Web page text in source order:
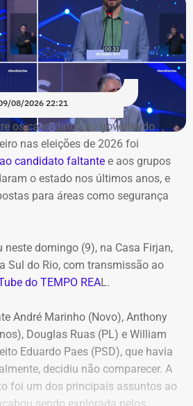
08/2026 22:21
os candidatos ao governo do
nas eleições de 2026 foi
candidato faltante e aos grupos
o estado nos últimos anos, e
para áreas como segurança
neste domingo (9), na Casa Firjan,
Sul do Rio, com transmissão ao
do TEMPO REAL.
André Marinho (Novo), Anthony
Douglas Ruas (PL) e William
Eduardo Paes (PSD), que havia
decidiu não comparecer. A
foi um dos principais assuntos ao